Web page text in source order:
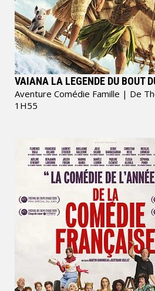
VAIANA LA LEGENDE DU BOUT
Aventure Comédie Famille | De
1H55